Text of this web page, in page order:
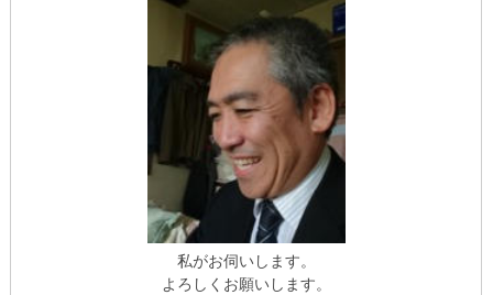
私がお伺いします。
よろしくお願いします。